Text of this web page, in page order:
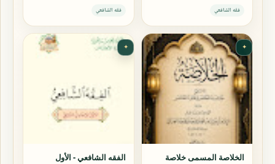
فقه الشافعي فقه الشافعي
✦
الخلاصة المسمى خلاصة
✦
الفقه الشافعي - الأول